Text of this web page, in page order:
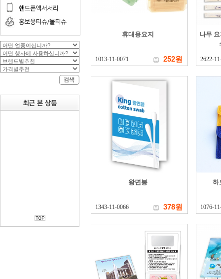
휴대용요지
1013-11-0071 252원
나무
2622-
왕면봉
1343-11-0066 378원
하
1076-